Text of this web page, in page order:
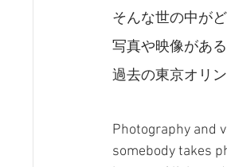
そんな世の中が
写真や映像があ
過去の東京オリ
Photography and
somebody takes